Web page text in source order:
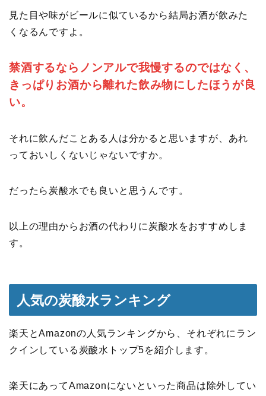
見た目や味がビールに似ているから結局お酒が飲みた
くなるんですよ。
禁酒するならノンアルで我慢するのではなく、
きっぱりお酒から離れた飲み物にしたほうが良
い。
それに飲んだことある人は分かると思いますが、あれ
っておいしくないじゃないですか。
だったら炭酸水でも良いと思うんです。
以上の理由からお酒の代わりに炭酸水をおすすめしま
す。
人気の炭酸水ランキング
楽天とAmazonの人気ランキングから、それぞれにラン
クインしている炭酸水トップ5を紹介します。
楽天にあってAmazonにないといった商品は除外してい